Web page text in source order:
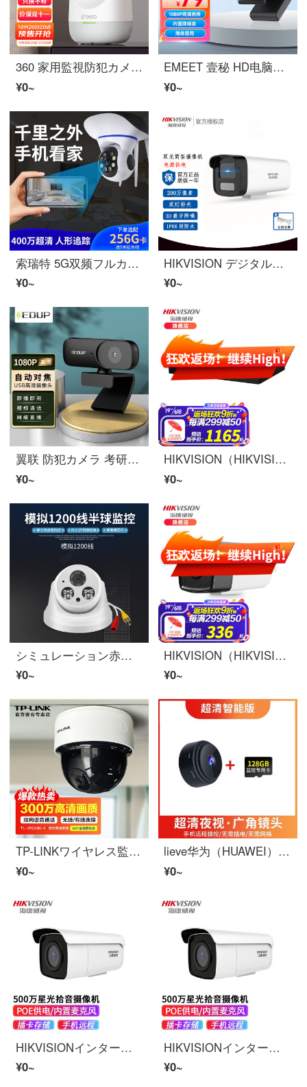
360 家用監視防犯カメラインテリジェントビデオカメラ 2K雲台版300万インターネットwifiHD微光フルカラー双向通话360°スピン 雲台6C
¥0~
EMEET 壹秘 HD电脑防犯カメラ 内置麦克风 笔记本电脑台式机防犯カメラ 网课学习考研面试会议直播防犯カメラ 1080P全HD丨即插即用 免驱动网课防犯カメラ
¥0~
索瑞特 5G双频フルカラーHDスマホ可リモートで无死角家用室外モニターワイヤレスインターネット防犯カメラ防水360°雲台版500万录像机 5G双频フルカラー旗舰版+停电续航 256Gメモリカード
¥0~
HIKVISION デジタルHD双光夜視フルカラービデオカメラ室外防水赤外線防犯カメラ支持自身录音功能桶形ボルトアクションストレージ减半支持POE可选 DS-IPC-B12HV3-LA 200万电源版 4MM
¥0~
翼联 防犯カメラ 考研复试HD1080P自动对焦电脑网课直播视频通话 USB内置麦克风
¥0~
HIKVISION（HIKVISION）DS-7900N-R4系列インターネット監視硬盘录像机4KHD4硬盘位非POE DS-7908N-R4(8路4盘位) 不带硬盘
¥0~
シミュレーション赤外線HD半球監視防犯カメラ家用 夜視1200线ビデオカメラ調査シミュレーションモニター广角有线 焦距：8mm 官方标一致
¥0~
HIKVISION（HIKVISION）インターネット監視防犯カメラ200万赤外線夜視監視装置室外防水ビデオカメラ带POE供电 DS-2CD3T25-I3 4MM焦距
¥0~
TP-LINKワイヤレス監視防犯カメラ家用モニター室内家庭WiFi吸顶半球360°パノラマスピン雲台HD视像头スマホリモートで 300万HD赤外線夜視WiFi/网线版【标准款】 无内存 4mm
¥0~
lieve华为（HUAWEI） 华为智选 ユニバーサルワイヤレスモニター家用超HDwifi監視防犯カメラスマホリモートで室内室外 【内置电池+スマホリモートで+升级版】黑 【版机无电池无芯片无内置】
¥0~
HIKVISIONインターネット防犯カメラ 500万poe監視装置スーツ4路調査 录音室外アウトドア防水 室外夜視有线スマホリモートで監視 单台防犯カメラ 无硬盘
¥0~
HIKVISIONインターネット防犯カメラ 500万poe監視装置スーツ4路調査 录音室外アウトドア防水 室外夜視有线スマホリモートで監視 单台防犯カメラ 无硬盘
¥0~